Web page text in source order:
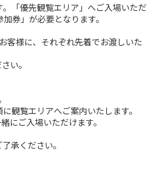
「優先観覧エリア」へご入場いただ
券」が必要となります。
客様に、それぞれ先着でお渡しいた
い。
観覧エリアへご案内いたします。
にご入場いただけます。
承ください。